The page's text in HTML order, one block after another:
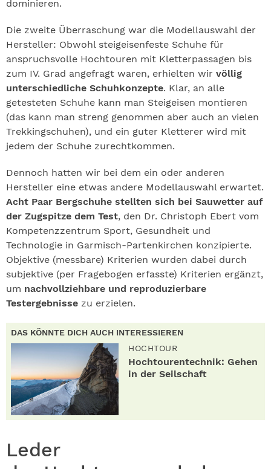
dominieren.
Die zweite Überraschung war die Modellauswahl der
Hersteller: Obwohl steigeisenfeste Schuhe für
anspruchsvolle Hochtouren mit Kletterpassagen bis
zum IV. Grad angefragt waren, erhielten wir völlig
unterschiedliche Schuhkonzepte. Klar, an alle
getesteten Schuhe kann man Steigeisen montieren
(das kann man streng genommen aber auch an vielen
Trekkingschuhen), und ein guter Kletterer wird mit
jedem der Schuhe zurechtkommen.
Dennoch hatten wir bei dem ein oder anderen
Hersteller eine etwas andere Modellauswahl erwartet.
Acht Paar Bergschuhe stellten sich bei Sauwetter auf
der Zugspitze dem Test, den Dr. Christoph Ebert vom
Kompetenzzentrum Sport, Gesundheit und
Technologie in Garmisch-Partenkirchen konzipierte.
Objektive (messbare) Kriterien wurden dabei durch
subjektive (per Fragebogen erfasste) Kriterien ergänzt,
um nachvollziehbare und reproduzierbare
Testergebnisse zu erzielen.
DAS KÖNNTE DICH AUCH INTERESSIEREN
HOCHTOUR
Hochtourentechnik: Gehen
in der Seilschaft
Leder